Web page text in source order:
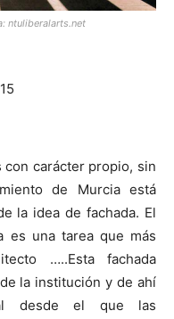
ntuliberalarts.net
con carácter propio, sin
de Murcia está
la idea de fachada. El
es una tarea que más
…..Esta fachada
la institución y de ahí
desde el que las